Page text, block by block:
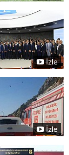
İzle
İzle